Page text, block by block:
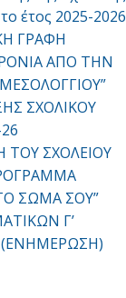
έτος 2025-2026
ΓΡΑΦΗ
ΑΠΟ ΤΗΝ
ΣΧΟΛΙΚΟΥ
ΣΧΟΛΕΙΟΥ
ΣΩΜΑ ΣΟΥ”
Γ’